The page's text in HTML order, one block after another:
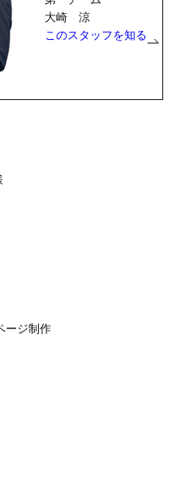
大崎 涼
このスタッフを知る
ージ制作